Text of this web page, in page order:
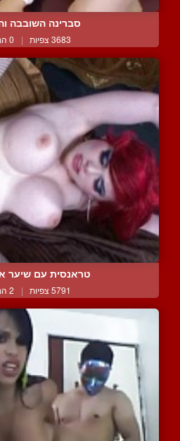
סברינה השובבה
3683 צפיות | 0 המלצות
טראנסית עם שיער
5791 צפיות | 2 המלצות